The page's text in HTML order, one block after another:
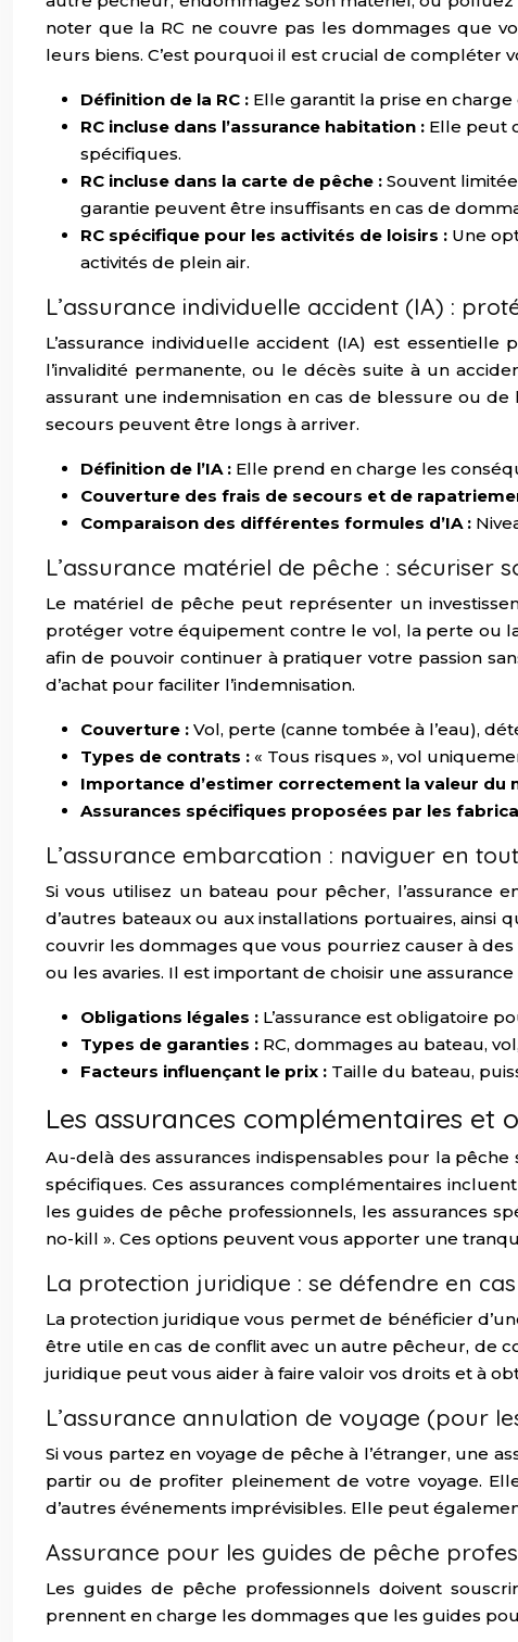
noter que la RC ne couvre pas les dommages que
leurs biens. C’est pourquoi il est crucial de compléter
Définition de la RC : Elle garantit la prise en
RC incluse dans l’assurance habitation : Elle peut
spécifiques.
RC incluse dans la carte de pêche : Souvent
garantie peuvent être insuffisants en cas de
RC spécifique pour les activités de loisirs : Une
activités de plein air.
L’assurance individuelle accident (IA) :
L’assurance individuelle accident (IA) est
l’invalidité permanente, ou le décès suite à un
assurant une indemnisation en cas de blessure ou
secours peuvent être longs à arriver.
Définition de l’IA : Elle prend en charge les
Couverture des frais de secours et de
Comparaison des différentes formules d’IA :
L’assurance matériel de pêche : sécuriser
Le matériel de pêche peut représenter un
protéger votre équipement contre le vol, la perte ou
afin de pouvoir continuer à pratiquer votre passion
d’achat pour faciliter l’indemnisation.
Couverture : Vol, perte (canne tombée à l’eau),
Types de contrats : « Tous risques », vol
Importance d’estimer correctement la valeur du
Assurances spécifiques proposées par les
L’assurance embarcation : naviguer en
Si vous utilisez un bateau pour pêcher, l’assurance
d’autres bateaux ou aux installations portuaires,
couvrir les dommages que vous pourriez causer à
ou les avaries. Il est important de choisir une
Obligations légales : L’assurance est obligatoire
Types de garanties : RC, dommages au bateau,
Facteurs influençant le prix : Taille du bateau,
Les assurances complémentaires et
Au-delà des assurances indispensables pour la
spécifiques. Ces assurances complémentaires
les guides de pêche professionnels, les assurances
no-kill ». Ces options peuvent vous apporter une
La protection juridique : se défendre en
La protection juridique vous permet de bénéficier
être utile en cas de conflit avec un autre pêcheur, de
juridique peut vous aider à faire valoir vos droits et à
L’assurance annulation de voyage (pour
Si vous partez en voyage de pêche à l’étranger, une
partir ou de profiter pleinement de votre voyage.
d’autres événements imprévisibles. Elle peut
Assurance pour les guides de pêche
Les guides de pêche professionnels doivent
prennent en charge les dommages que les guides